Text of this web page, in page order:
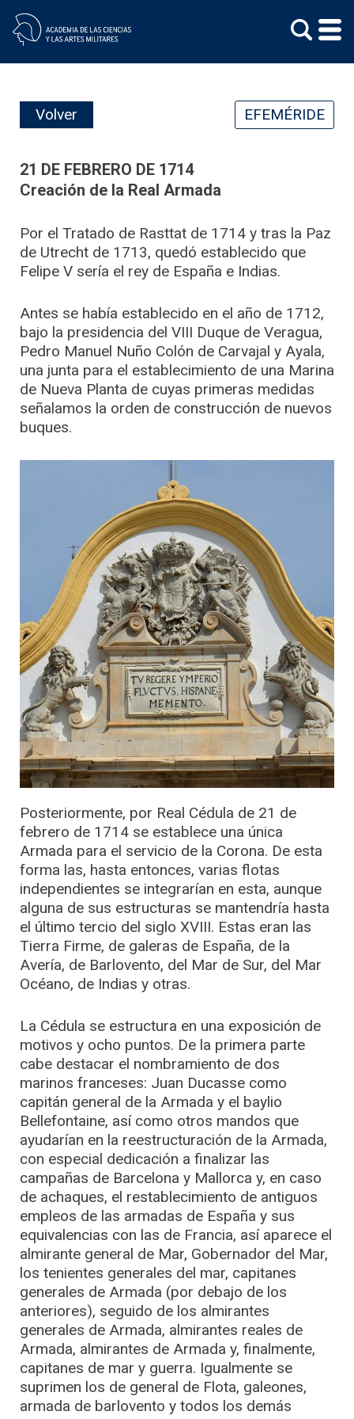
content
Volver EFEMÉRIDE
21 DE FEBRERO DE 1714
Creación de la Real Armada
Por el Tratado de Rasttat de 1714 y tras la Paz
de Utrecht de 1713, quedó establecido que
Felipe V sería el rey de España e Indias.
Antes se había establecido en el año de 1712,
bajo la presidencia del VIII Duque de Veragua,
Pedro Manuel Nuño Colón de Carvajal y Ayala,
una junta para el establecimiento de una Marina
de Nueva Planta de cuyas primeras medidas
señalamos la orden de construcción de nuevos
buques.
Posteriormente, por Real Cédula de 21 de
febrero de 1714 se establece una única
Armada para el servicio de la Corona. De esta
forma las, hasta entonces, varias flotas
independientes se integrarían en esta, aunque
alguna de sus estructuras se mantendría hasta
el último tercio del siglo XVIII. Estas eran las
Tierra Firme, de galeras de España, de la
Avería, de Barlovento, del Mar de Sur, del Mar
Océano, de Indias y otras.
La Cédula se estructura en una exposición de
motivos y ocho puntos. De la primera parte
cabe destacar el nombramiento de dos
marinos franceses: Juan Ducasse como
capitán general de la Armada y el baylio
Bellefontaine, así como otros mandos que
ayudarían en la reestructuración de la Armada,
con especial dedicación a finalizar las
campañas de Barcelona y Mallorca y, en caso
de achaques, el restablecimiento de antiguos
empleos de las armadas de España y sus
equivalencias con las de Francia, así aparece el
almirante general de Mar, Gobernador del Mar,
los tenientes generales del mar, capitanes
generales de Armada (por debajo de los
anteriores), seguido de los almirantes
generales de Armada, almirantes reales de
Armada, almirantes de Armada y, finalmente,
capitanes de mar y guerra. Igualmente se
suprimen los de general de Flota, galeones,
armada de barlovento y todos los demás